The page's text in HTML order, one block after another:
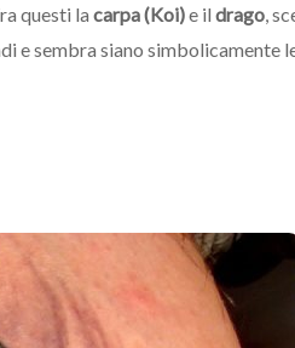
questi la carpa (Koi)e il drago ,
e sembra siano simbolicamente